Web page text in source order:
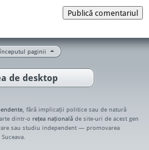
Publică comentariul
paginii
de desktop
, fără implicații politice sau de natură
dintr-o rețea națională de site-uri de acest gen
sau studiu independent — promovarea